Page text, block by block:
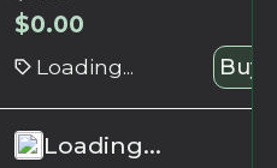
$0.00
Loading... Buy
Loading...